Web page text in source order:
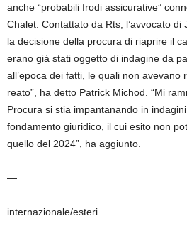
anche “probabili frodi assicurative”
Chalet. Contattato da Rts, l’avvocato
la decisione della procura di riaprire il
erano già stati oggetto di indagine da
all’epoca dei fatti, le quali non avevano
reato”, ha detto Patrick Michod. “Mi
Procura si stia impantanando in
fondamento giuridico, il cui esito non
quello del 2024”, ha aggiunto.
—
internazionale/esteri